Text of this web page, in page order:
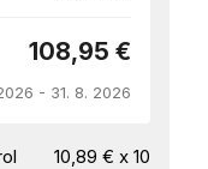
108,95 €
- 31. 8. 2026
10,89 € x 10